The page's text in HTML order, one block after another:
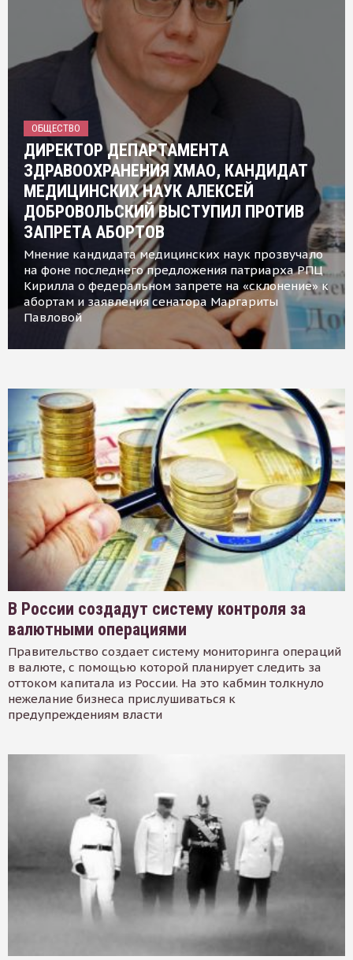
ОБЩЕСТВО
ДИРЕКТОР ДЕПАРТАМЕНТА
ЗДРАВООХРАНЕНИЯ ХМАО, КАНДИДАТ
МЕДИЦИНСКИХ НАУК АЛЕКСЕЙ
ДОБРОВОЛЬСКИЙ ВЫСТУПИЛ ПРОТИВ
ЗАПРЕТА АБОРТОВ
Мнение кандидата медицинских наук прозвучало
на фоне последнего предложения патриарха РПЦ
Кирилла о федеральном запрете на «склонение» к
абортам и заявления сенатора Маргариты
Павловой
В России создадут систему контроля за
валютными операциями
Правительство создает систему мониторинга операций
в валюте, с помощью которой планирует следить за
оттоком капитала из России. На это кабмин толкнуло
нежелание бизнеса прислушиваться к
предупреждениям власти